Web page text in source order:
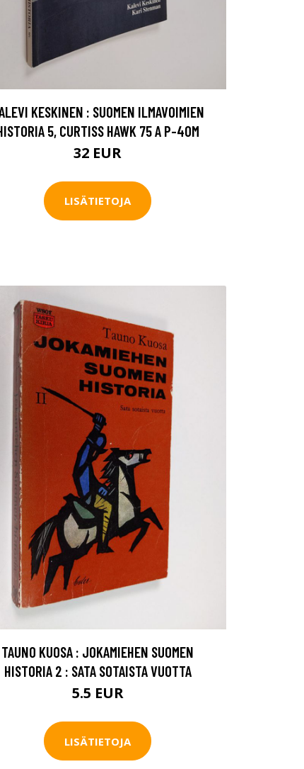
KESKINEN : SUOMEN ILMAVOIMIEN
5, CURTISS HAWK 75 A P-40M
32 EUR
LISÄTIETOJA
TAUNO KUOSA : JOKAMIEHEN SUOMEN
HISTORIA 2 : SATA SOTAISTA VUOTTA
5.5 EUR
LISÄTIETOJA